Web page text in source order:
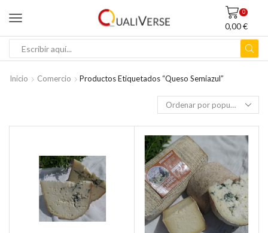
0
0,00€
BÚSQUEDA
Inicio Comercio Productos Etiquetados “queso Semiazul”